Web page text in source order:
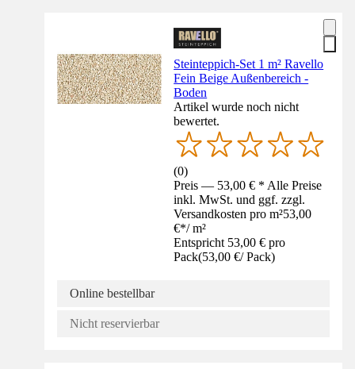
Steinteppich-Set 1 m² Ravello
Fein Beige Außenbereich -
Boden
Artikel wurde noch nicht
bewertet.
(0)
Preis — 53,00 € * Alle Preise
inkl. MwSt. und ggf. zzgl.
Versandkosten pro m²53,00
€*/ m²
Entspricht 53,00 € pro
Pack(53,00 €/ Pack)
Online bestellbar
Nicht reservierbar